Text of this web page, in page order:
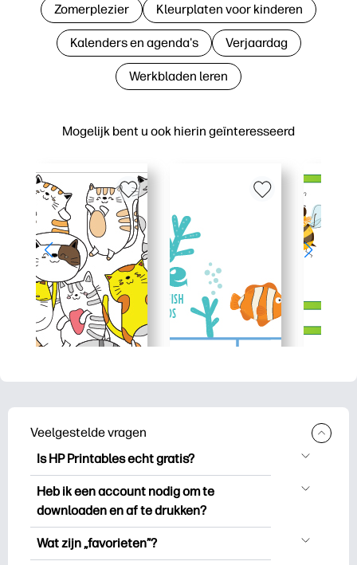
Mogelijk bent u ook hierin geïnteresseerd
Zomerplezier Kleurplaten voor kinderen
Kalenders en agenda's Verjaardag
Werkbladen leren
Veelgestelde vragen
Is HP Printables echt gratis?
HP Printables biedt meer dan 2.500
gratis printables om te downloaden en
kleurplaten, leuke leerwerkbladen,
knutselwerkjes en kaarten voor speciale
Heb ik een account nodig om te
downloaden en af te drukken?
Je kunt ontdekken en printen zonder een
account aan te maken. Maar als u zich
Wat zijn „favorieten”?